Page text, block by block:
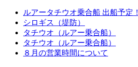
ルアータチウオ乗合船 出船予定！
シロギス（堤防）
タチウオ（ルアー乗合船）
タチウオ（ルアー乗合船）
８月の営業時間について